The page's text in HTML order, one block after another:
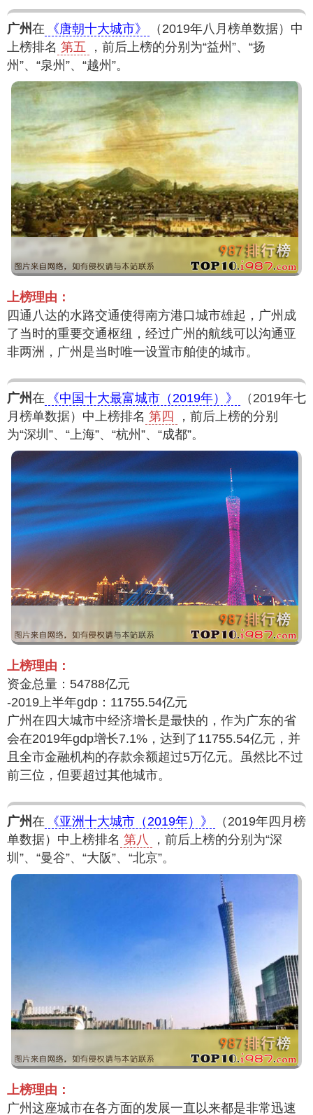
广州在 《唐朝十大城市》
（2019年八月榜单数据）中
上榜排名 第五
，前后上榜的分别为“益州”、“扬
州”、“泉州”、“越州”。
上榜理由：
四通八达的水路交通使得南方港口城市雄起，广州成
了当时的重要交通枢纽，经过广州的航线可以沟通亚
非两洲，广州是当时唯一设置市舶使的城市。
广州在 《中国十大最富城市（2019年）》
（2019年七
月榜单数据）中上榜排名 第四
，前后上榜的分别
为“深圳”、“上海”、“杭州”、“成都”。
上榜理由：
资金总量：54788亿元
-2019上半年gdp：11755.54亿元
广州在四大城市中经济增长是最快的，作为广东的省
会在2019年gdp增长7.1%，达到了11755.54亿元，并
且全市金融机构的存款余额超过5万亿元。虽然比不过
前三位，但要超过其他城市。
广州在 《亚洲十大城市（2019年）》
（2019年四月榜
单数据）中上榜排名 第八
，前后上榜的分别为“深
圳”、“曼谷”、“大阪”、“北京”。
上榜理由：
广州这座城市在各方面的发展一直以来都是非常迅速